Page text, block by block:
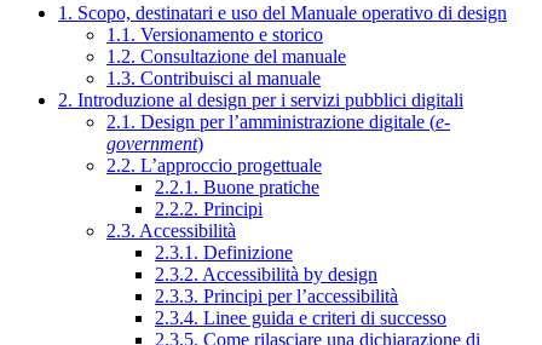
1. Scopo, destinatari e uso del Manuale operativo di design
1.1. Versionamento e storico
1.2. Consultazione del manuale
1.3. Contribuisci al manuale
2. Introduzione al design per i servizi pubblici digitali
2.1. Design per l’amministrazione digitale (e-
government)
2.2. L’approccio progettuale
2.2.1. Buone pratiche
2.2.2. Principi
2.3. Accessibilità
2.3.1. Definizione
2.3.2. Accessibilità by design
2.3.3. Principi per l’accessibilità
2.3.4. Linee guida e criteri di successo
2.3.5. Come rilasciare una dichiarazione di